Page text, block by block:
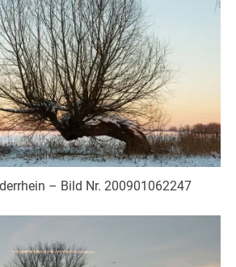
– Bild Nr. 200901062247